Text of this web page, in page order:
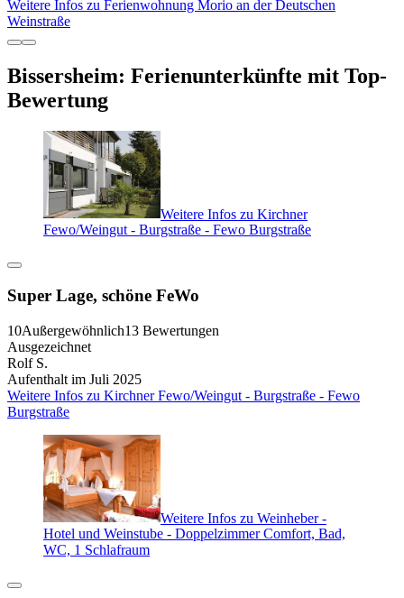
Weitere Infos zu Ferienwohnung Morio an der Deutschen
Weinstraße
Bissersheim: Ferienunterkünfte mit Top-
Bewertung
Weitere Infos zu Kirchner
Fewo/Weingut - Burgstraße - Fewo Burgstraße
Super Lage, schöne FeWo
10Außergewöhnlich13 Bewertungen
Ausgezeichnet
Rolf S.
Aufenthalt im Juli 2025
Weitere Infos zu Kirchner Fewo/Weingut - Burgstraße - Fewo
Burgstraße
Weitere Infos zu Weinheber -
Hotel und Weinstube - Doppelzimmer Comfort, Bad,
WC, 1 Schlafraum